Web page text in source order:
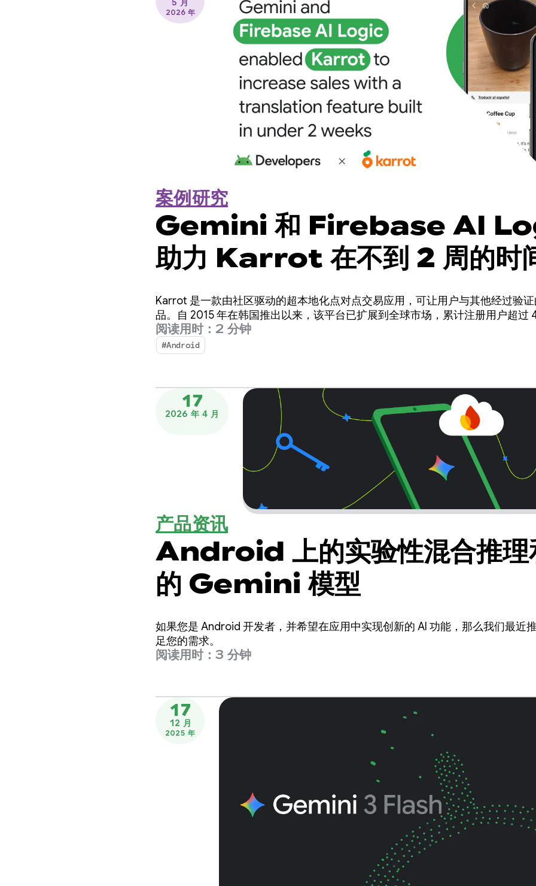
5 月
2026 年
案例研究
Gemini 和 Firebase AI
助力 Karrot 在不到 2 周的时
造出翻译功能，从而提高销售额
Karrot 是一款由社区驱动的超本地化点对点交易应用，可让用户与其他经过验
品。自 2015 年在韩国推出以来，该平台已扩展到全球市场，累计注册用户超过
阅读用时：2 分钟
#Android
17
2026 年 4 月
产品资讯
Android 上的实验性混合推理
的 Gemini 模型
如果您是 Android 开发者，并希望在应用中实现创新的 AI 功能，那么我们最近
足您的需求。
阅读用时：3 分钟
17
12 月
2025 年